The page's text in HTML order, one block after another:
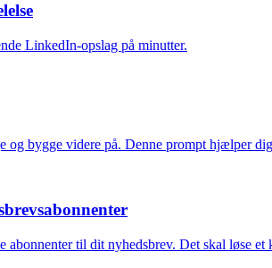
LinkedIn-opslag på minutter.
og bygge videre på. Denne prompt hjælper
abonnenter til dit nyhedsbrev. Det skal løse